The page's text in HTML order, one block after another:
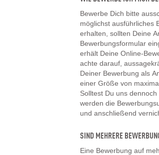
Bewerbe Dich bitte
möglichst ausführliches
erhalten, sollten Deine
Bewerbungsformular
erhält Deine Online-
achte darauf,
Deiner Bewerbung als
einer Größe von
Solltest Du uns
werden die
und anschließend
SIND MEHRERE
Eine Bewerbung auf